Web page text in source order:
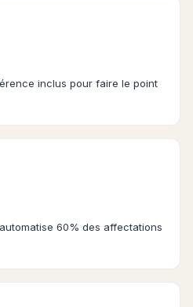
inclus pour faire le point
60% des affectations